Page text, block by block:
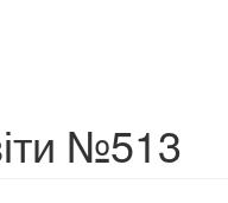
№513